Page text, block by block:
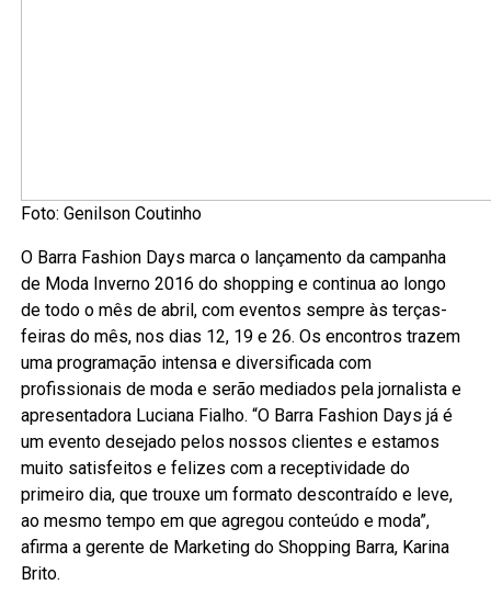
Foto: Genilson Coutinho
O Barra Fashion Days marca o lançamento da campanha
de Moda Inverno 2016 do shopping e continua ao longo
de todo o mês de abril, com eventos sempre às terças-
feiras do mês, nos dias 12, 19 e 26. Os encontros trazem
uma programação intensa e diversificada com
profissionais de moda e serão mediados pela jornalista e
apresentadora Luciana Fialho. “O Barra Fashion Days já é
um evento desejado pelos nossos clientes e estamos
muito satisfeitos e felizes com a receptividade do
primeiro dia, que trouxe um formato descontraído e leve,
ao mesmo tempo em que agregou conteúdo e moda”,
afirma a gerente de Marketing do Shopping Barra, Karina
Brito.